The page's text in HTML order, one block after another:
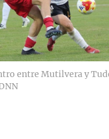
entre Mutilvera y